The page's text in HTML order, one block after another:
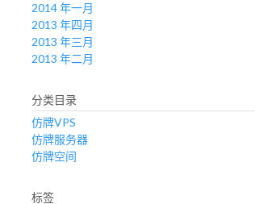
2014 年一月
2013 年四月
2013 年三月
2013 年二月
分类目录
仿牌VPS
仿牌服务器
仿牌空间
标签